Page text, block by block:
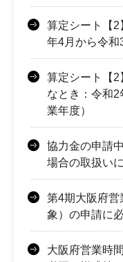
算定シート【2
年4月から令和
算定シート【2
なとき：令和
業年度）
協力金の申請
場合の取扱い
第4期大阪府営
象）の申請に
大阪府営業時